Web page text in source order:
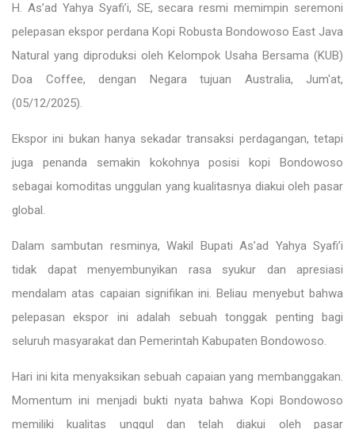
H. As’ad Yahya Syafi’i, SE, secara resmi memimpin seremoni
pelepasan ekspor perdana Kopi Robusta Bondowoso East Java
Natural yang diproduksi oleh Kelompok Usaha Bersama (KUB)
Doa Coffee, dengan Negara tujuan Australia, Jum'at,
(05/12/2025).
Ekspor ini bukan hanya sekadar transaksi perdagangan, tetapi
juga penanda semakin kokohnya posisi kopi Bondowoso
sebagai komoditas unggulan yang kualitasnya diakui oleh pasar
global.
Dalam sambutan resminya, Wakil Bupati As’ad Yahya Syafi’i
tidak dapat menyembunyikan rasa syukur dan apresiasi
mendalam atas capaian signifikan ini. Beliau menyebut bahwa
pelepasan ekspor ini adalah sebuah tonggak penting bagi
seluruh masyarakat dan Pemerintah Kabupaten Bondowoso.
Hari ini kita menyaksikan sebuah capaian yang membanggakan.
Momentum ini menjadi bukti nyata bahwa Kopi Bondowoso
memiliki kualitas unggul dan telah diakui oleh pasar